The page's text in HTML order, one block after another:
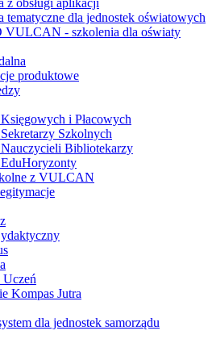
z obsługi aplikacji
tematyczne dla jednostek oświatowych
- szkolenia dla oświaty
produktowe
i Płacowych
Szkolnych
Bibliotekarzy
z VULCAN
Kompas Jutra
dla jednostek samorządu